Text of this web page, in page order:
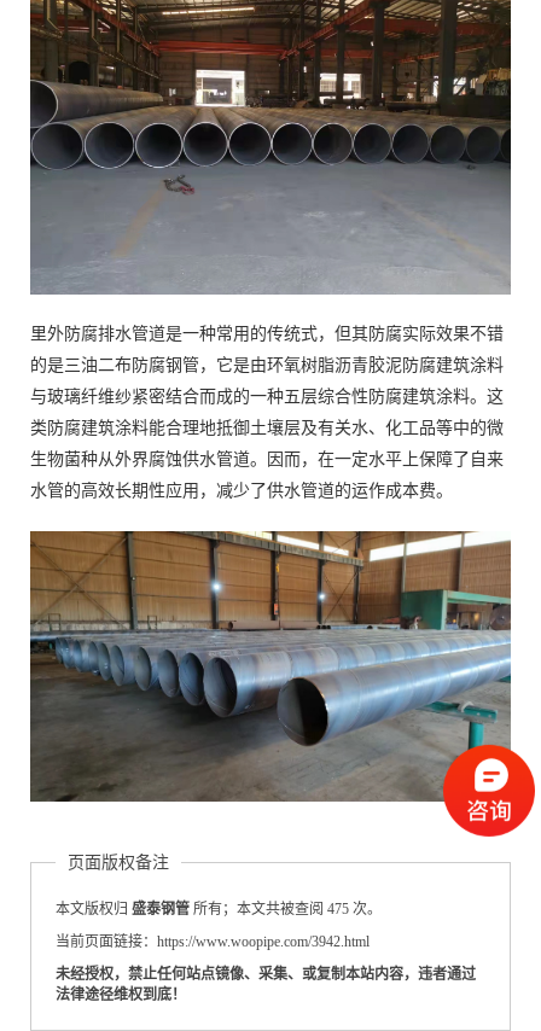
里外防腐排水管道是一种常用的传统式，但其防腐实际效果不错
的是三油二布防腐钢管，它是由环氧树脂沥青胶泥防腐建筑涂料
与玻璃纤维纱紧密结合而成的一种五层综合性防腐建筑涂料。这
类防腐建筑涂料能合理地抵御土壤层及有关水、化工品等中的微
生物菌种从外界腐蚀供水管道。因而，在一定水平上保障了自来
水管的高效长期性应用，减少了供水管道的运作成本费。
页面版权备注
本文版权归 盛泰钢管 所有；本文共被查阅 475 次。
当前页面链接：https://www.woopipe.com/3942.html
未经授权，禁止任何站点镜像、采集、或复制本站内容，违者通过
法律途径维权到底！